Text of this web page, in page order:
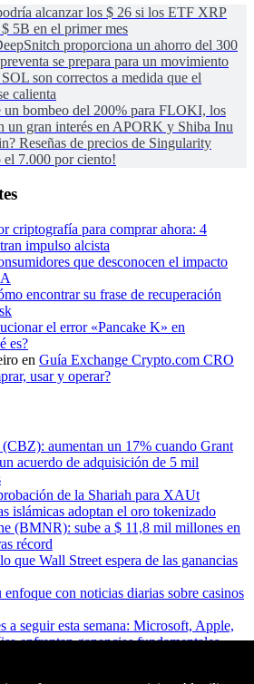
alcanzar los $ 26 si los ETF XRP
5B en el primer mes
proporciona un ahorro del 300
se prepara para un movimiento
son correctos a medida que el
calienta
un bombeo del 200% para FLOKI, los
un gran interés en APORK y Shiba Inu
Reseñas de precios de Singularity
el 7.000 por ciento!
criptografía para comprar ahora: 4
impulso alcista
que desconocen el impacto
encontrar su frase de recuperación
el error «Pancake K» en
es?
en Guía Exchange Crypto.com CRO
usar y operar?
aumentan un 17% cuando Grant
acuerdo de adquisición de 5 mil
de la Shariah para XAUt
islámicas adoptan el oro tokenizado
(BMNR): sube a $ 11,8 mil millones en
récord
que Wall Street espera de las ganancias
con noticias diarias sobre casinos
a seguir esta semana: Microsoft, Apple,
enfrentan ganancias fundamentales